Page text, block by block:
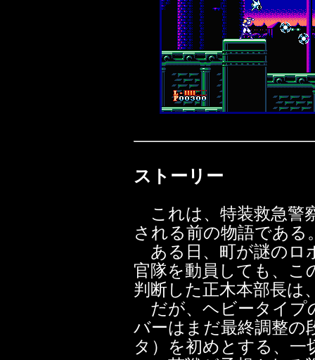
ストーリー
これは、特装救急警
される前の物語である
ある日、町が謎のロ
官隊を動員しても、こ
判断した正木本部長は
だが、ヘビータイプ
バーはまだ最終調整の
タ）を初めとする、